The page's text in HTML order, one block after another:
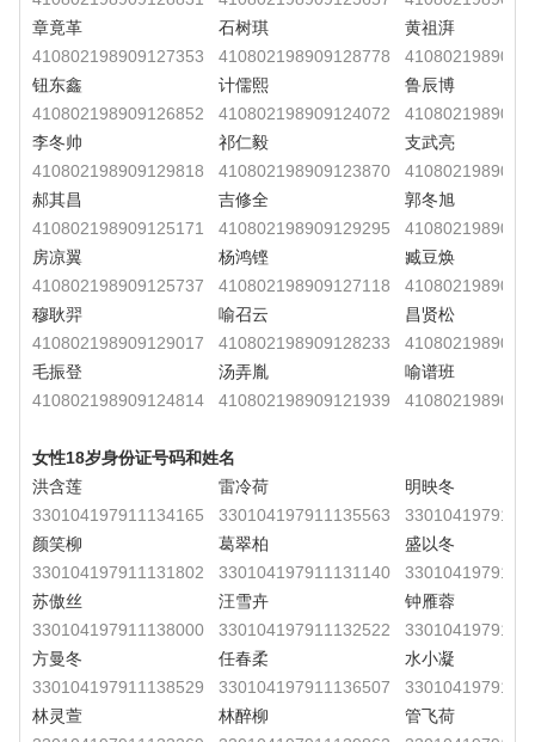
章竟革
410802198909127353
石树琪
410802198909128778
黄祖湃
钮东鑫
410802198909126852
计儒熙
410802198909124072
鲁辰博
李冬帅
410802198909129818
祁仁毅
410802198909123870
支武亮
郝其昌
410802198909125171
吉修全
410802198909129295
郭冬旭
房凉翼
410802198909125737
杨鸿铿
410802198909127118
臧豆焕
穆耿羿
410802198909129017
喻召云
410802198909128233
昌贤松
毛振登
410802198909124814
汤弄胤
410802198909121939
喻谱班
女性18岁身份证号码和姓名
洪含莲
330104197911134165
雷冷荷
330104197911135563
明映冬
颜笑柳
330104197911131802
葛翠柏
330104197911131140
盛以冬
苏傲丝
330104197911138000
汪雪卉
330104197911132522
钟雁蓉
方曼冬
330104197911138529
任春柔
330104197911136507
水小凝
林灵萱
林醉柳
管飞荷